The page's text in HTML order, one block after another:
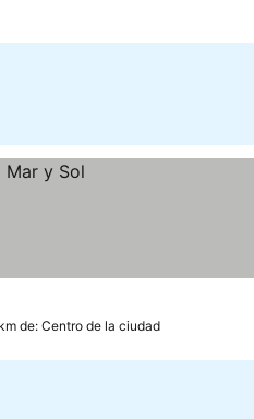
de: Centro de la ciudad